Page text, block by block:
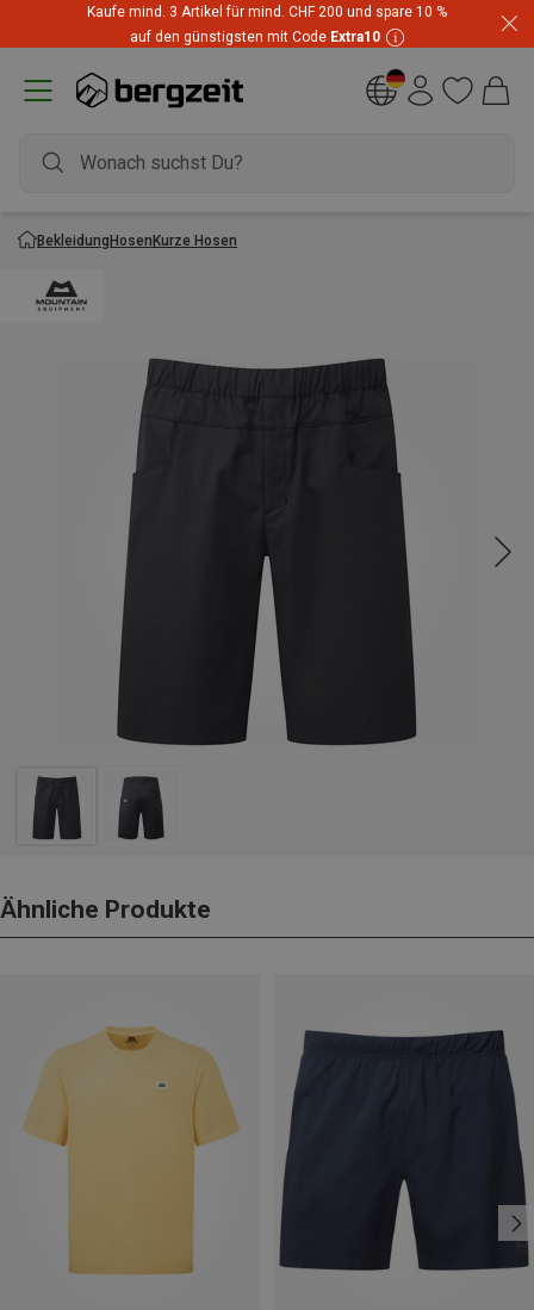
Kaufe mind. 3 Artikel für mind. CHF 200 und spare 10 %
auf den günstigsten mit Code Extra10
BekleidungHosenKurze Hosen
Ähnliche Produkte